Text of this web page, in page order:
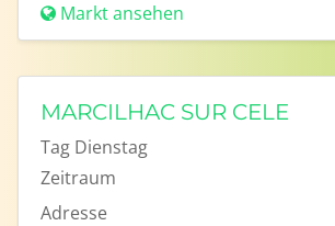
Markt ansehen
MARCILHAC SUR CELE
Tag Dienstag
Zeitraum
Adresse